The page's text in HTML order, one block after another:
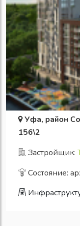
Уфа, район
156\2
Застройщик:
Состояние: